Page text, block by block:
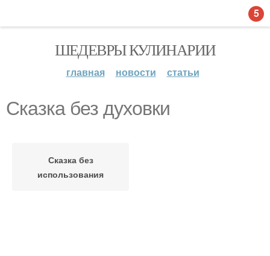
ШЕДЕВРЫ КУЛИНАРИИ
главная новости статьи
Сказка без духовки
Сказка без
использования
5